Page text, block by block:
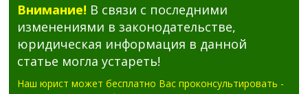
Внимание! В связи с последними
изменениями в законодательстве,
юридическая информация в данной
статье могла устареть!
Наш юрист может бесплатно Вас проконсультировать -